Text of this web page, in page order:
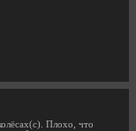
Плохо, что